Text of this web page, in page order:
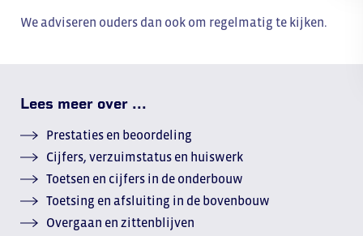
We adviseren ouders dan ook om regelmatig te kijken.
Lees meer over ...
Prestaties en beoordeling
Cijfers, verzuimstatus en huiswerk
Toetsen en cijfers in de onderbouw
Toetsing en afsluiting in de bovenbouw
Overgaan en zittenblijven